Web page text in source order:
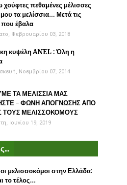
χούφτες πεθαμένες μέλισσες
τα μελίσσια... Μετά τις
που έβαλα
Φεβρουαρίου 03, 2018
κυψέλη ANEL : Όλη η
Νοεμβρίου 07, 2014
ΤΑ ΜΕΛΙΣΣΙΑ ΜΑΣ
- ΦΩΝΗ ΑΠΟΓΝΩΣΗΣ ΑΠΟ
ΤΟΥΣ ΜΕΛΙΣΣΟΚΟΜΟΥΣ
Ιουνίου 19, 2019
μελισσοκόμοι στην Ελλάδα:
το τέλος...